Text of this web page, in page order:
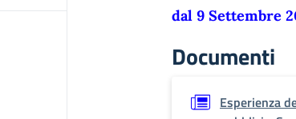
dal 9 Settembre
Documenti
Esperienza